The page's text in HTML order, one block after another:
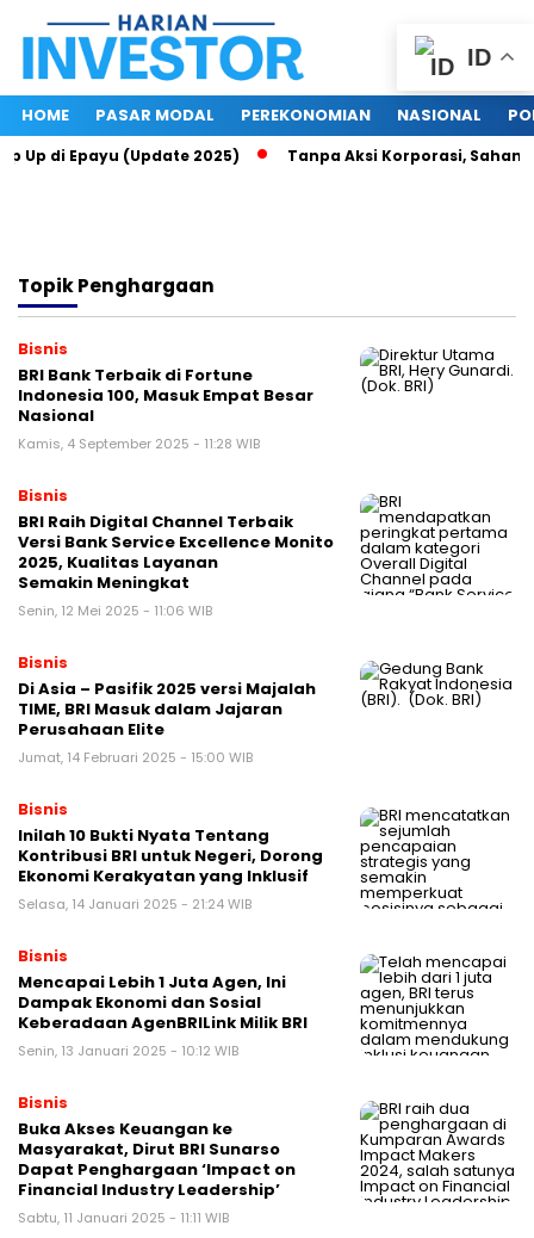
HOME PASAR MODAL PEREKONOMIAN NASIONAL
di Epayu (Update 2025) Tanpa Aksi Korporasi, Saham
TopikPenghargaan
Bisnis
BRI Bank Terbaik di Fortune
Indonesia 100, Masuk Empat Besar
Nasional
Kamis, 4 September 2025 - 11:28 WIB
Bisnis
BRI Raih Digital Channel Terbaik
Versi Bank Service Excellence Monito
2025, Kualitas Layanan
Semakin Meningkat
Senin, 12 Mei 2025 - 11:06 WIB
Bisnis
Di Asia – Pasifik 2025 versi Majalah
TIME, BRI Masuk dalam Jajaran
Perusahaan Elite
Jumat, 14 Februari 2025 - 15:00 WIB
Bisnis
Inilah 10 Bukti Nyata Tentang
Kontribusi BRI untuk Negeri, Dorong
Ekonomi Kerakyatan yang Inklusif
Selasa, 14 Januari 2025 - 21:24 WIB
Bisnis
Mencapai Lebih 1 Juta Agen, Ini
Dampak Ekonomi dan Sosial
Keberadaan AgenBRILink Milik BRI
Senin, 13 Januari 2025 - 10:12 WIB
Bisnis
Buka Akses Keuangan ke
Masyarakat, Dirut BRI Sunarso
Dapat Penghargaan ‘Impact on
Financial Industry Leadership’
Sabtu, 11 Januari 2025 - 11:11 WIB
ID